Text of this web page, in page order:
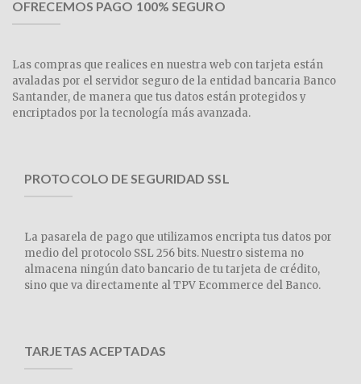
OFRECEMOS PAGO 100% SEGURO
Las compras que realices en nuestra web con tarjeta están
avaladas por el servidor seguro de la entidad bancaria Banco
Santander, de manera que tus datos están protegidos y
encriptados por la tecnología más avanzada.
PROTOCOLO DE SEGURIDAD SSL
La pasarela de pago que utilizamos encripta tus datos por
medio del protocolo SSL 256 bits. Nuestro sistema no
almacena ningún dato bancario de tu tarjeta de crédito,
sino que va directamente al TPV Ecommerce del Banco.
TARJETAS ACEPTADAS